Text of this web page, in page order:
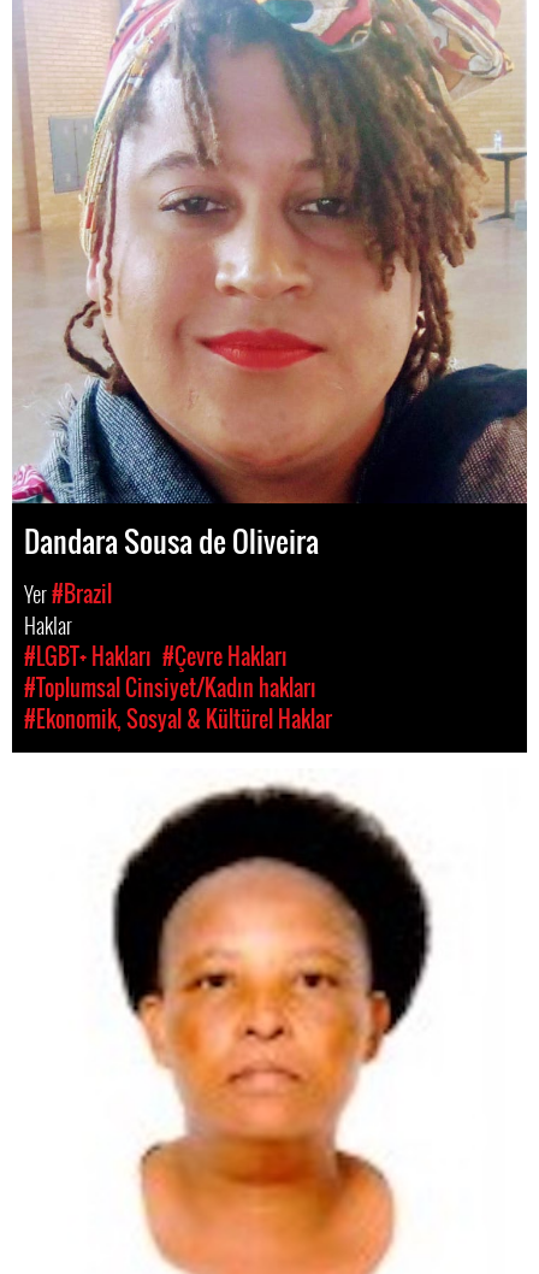
Dandara Sousa de Oliveira
Yer#Brazil
Haklar
#LGBT+ Hakları #Çevre Hakları
#Toplumsal Cinsiyet/Kadın hakları
#Ekonomik, Sosyal & Kültürel Haklar